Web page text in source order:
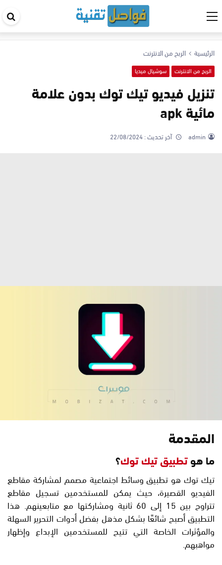
الرئيسية الربح من الانترنت
الربح من الانترنت سوشيال ميديا
تنزيل فيديو تيك توك بدون علامة
مائية apk
admin آخر تحديث :22/08/2024
المقدمة
ما هوتطبيق تيك توك؟
تيك توك هو تطبيق وسائط اجتماعية مصمم لمشاركة مقاطع
الفيديو القصيرة، حيث يمكن للمستخدمين تسجيل مقاطع
تتراوح بين 15 إلى 60 ثانية ومشاركتها مع متابعينهم. هذا
التطبيق أصبح شائعًا بشكل مذهل بفضل أدوات التحرير السهلة
والمؤثرات الخاصة التي تتيح للمستخدمين الإبداع وإظهار
مواهبهم.